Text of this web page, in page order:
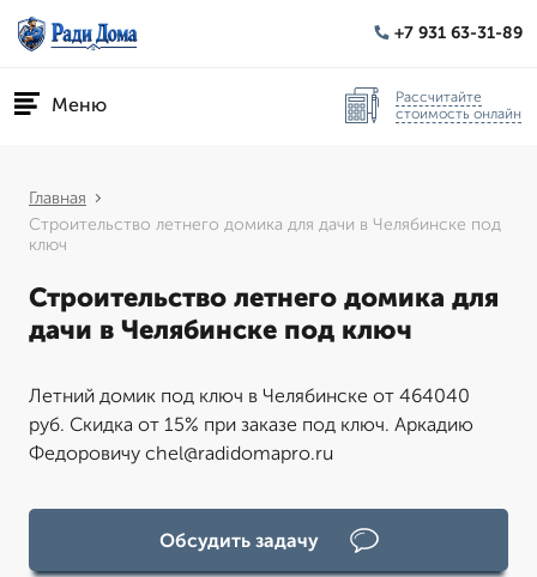
+7 931 63-31-89
Меню
Рассчитайте
стоимость онлайн
Главная
Строительство летнего домика для дачи в Челябинске под
ключ
Строительство летнего домика для
дачи в Челябинске под ключ
Летний домик под ключ в Челябинске от 464040
руб. Скидка от 15% при заказе под ключ. Аркадию
Федоровичу chel@radidomapro.ru
Обсудить задачу